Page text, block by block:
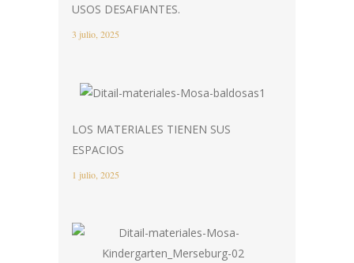
USOS DESAFIANTES.
3 julio, 2025
LOS MATERIALES TIENEN SUS
ESPACIOS
1 julio, 2025